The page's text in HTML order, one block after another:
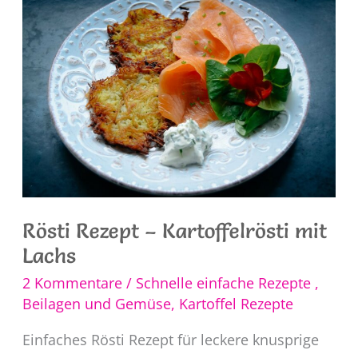
Rösti Rezept – Kartoffelrösti mit
Lachs
2 Kommentare / Schnelle einfache Rezepte ,
Beilagen und Gemüse, Kartoffel Rezepte
Einfaches Rösti Rezept für leckere knusprige